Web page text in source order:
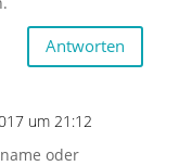
Antworten
um 21:12
oder